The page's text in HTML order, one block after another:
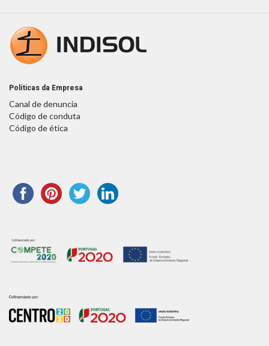
Políticas da Empresa
Canal de denuncia
Código de conduta
Código de ética